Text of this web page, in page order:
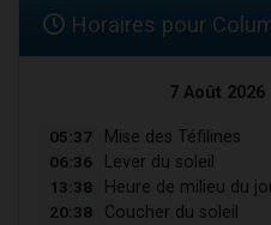
Horaires pour
7 Août 2026
05:37 Mise des Téfilines
06:36 Lever du soleil
13:38 Heure de milieu du
20:38 Coucher du soleil